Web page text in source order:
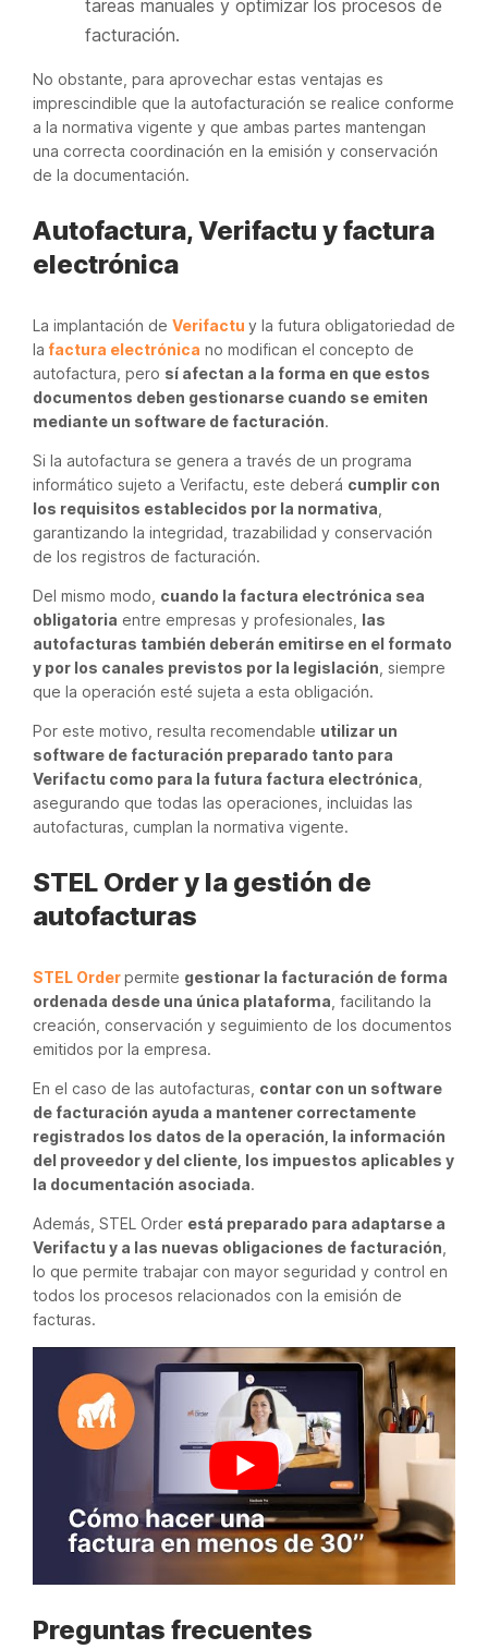
tareas manuales y optimizar los procesos de
facturación.
No obstante, para aprovechar estas ventajas es
imprescindible que la autofacturación se realice conforme
a la normativa vigente y que ambas partes mantengan
una correcta coordinación en la emisión y conservación
de la documentación.
Autofactura, Verifactu y factura
electrónica
La implantación de Verifactu y la futura obligatoriedad de
la factura electrónica no modifican el concepto de
autofactura, pero sí afectan a la forma en que estos
documentos deben gestionarse cuando se emiten
mediante un software de facturación.
Si la autofactura se genera a través de un programa
informático sujeto a Verifactu, este deberá cumplir con
los requisitos establecidos por la normativa
garantizando la integridad, trazabilidad y conservación
de los registros de facturación.
Del mismo modo, cuando la factura electrónica sea
obligatoria entre empresas y profesionales, las
autofacturas también deberán emitirse en el formato
y por los canales previstos por la legislación , siempre
que la operación esté sujeta a esta obligación.
Por este motivo, resulta recomendable utilizar un
software de facturación preparado tanto para
Verifactu como para la futura factura electrónica
asegurando que todas las operaciones, incluidas las
autofacturas, cumplan la normativa vigente.
STEL Order y la gestión de
autofacturas
STEL Orderpermite gestionar la facturación de forma
ordenada desde una única plataforma , facilitando la
creación, conservación y seguimiento de los documentos
emitidos por la empresa.
En el caso de las autofacturas, contar con un software
de facturación ayuda a mantener correctamente
registrados los datos de la operación, la información
del proveedor y del cliente, los impuestos aplicables y
la documentación asociada.
Además, STEL Order está preparado para adaptarse a
Verifactu y a las nuevas obligaciones de facturación
lo que permite trabajar con mayor seguridad y control en
todos los procesos relacionados con la emisión de
facturas.
Preguntas frecuentes